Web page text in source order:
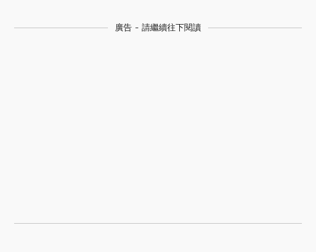
廣告 - 請繼續往下閱讀